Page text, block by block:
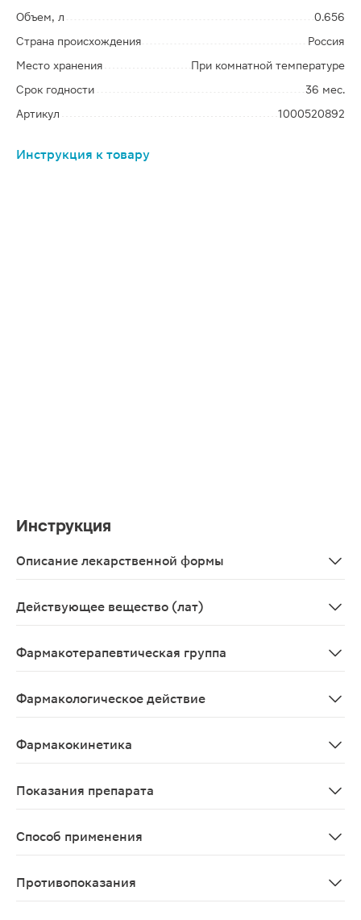
Объем, л
0.656
Страна происхождения
Россия
Место хранения
При комнатной температуре
Срок годности
36 мес.
Артикул
1000520892
Инструкция к товару
Инструкция
Описание лекарственной формы
Действующее вещество (лат)
Фармакотерапевтическая группа
Фармакологическое действие
Фармакокинетика
Показания препарата
Способ применения
Противопоказания